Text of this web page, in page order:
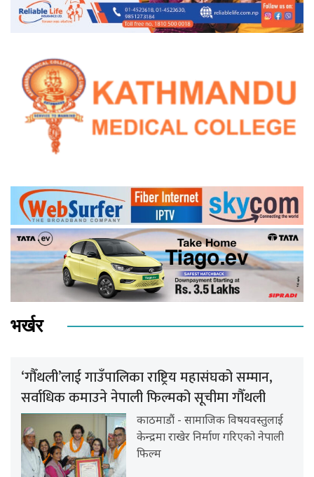
भर्खर
‘गौँथली’लाई गाउँपालिका राष्ट्रिय महासंघको सम्मान,
सर्वाधिक कमाउने नेपाली फिल्मको सूचीमा गौँथली
काठमाडौं - सामाजिक विषयवस्तुलाई
केन्द्रमा राखेर निर्माण गरिएको नेपाली
फिल्म